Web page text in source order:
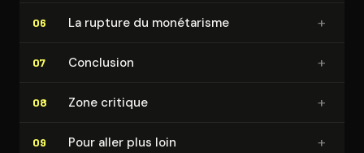
06 La rupture du monétarisme +
07 Conclusion +
08 Zone critique +
09 Pour aller plus loin +